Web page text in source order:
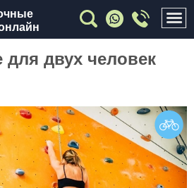
для двух человек